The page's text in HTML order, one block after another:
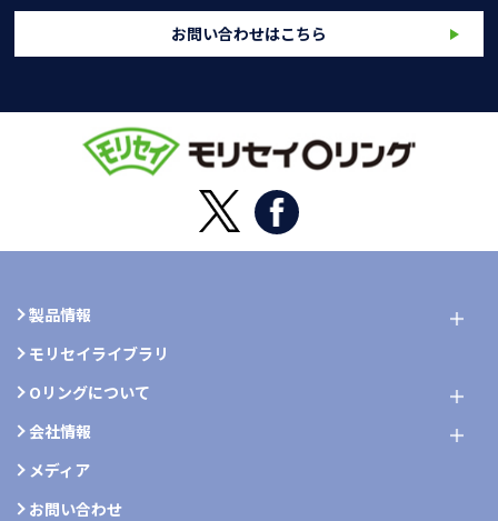
お問い合わせはこちら
製品情報
モリセイライブラリ
Oリングについて
会社情報
メディア
お問い合わせ